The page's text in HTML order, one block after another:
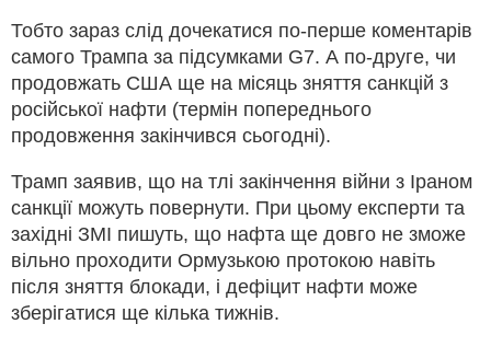
Тобто зараз слід дочекатися по-перше коментарів
самого Трампа за підсумками G7. А по-друге, чи
продовжать США ще на місяць зняття санкцій з
російської нафти (термін попереднього
продовження закінчився сьогодні).
Трамп заявив, що на тлі закінчення війни з Іраном
санкції можуть повернути. При цьому експерти та
західні ЗМІ пишуть, що нафта ще довго не зможе
вільно проходити Ормузькою протокою навіть
після зняття блокади, і дефіцит нафти може
зберігатися ще кілька тижнів.